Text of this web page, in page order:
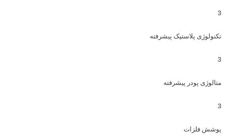
3
تکنولوژی پلاستیک پیشرفته
3
متالوژی پودر پیشرفته
3
پوشش فلزات